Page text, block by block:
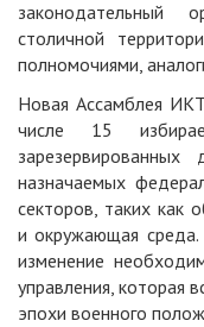
законодательный
столичной
полномочиями,
Новая Ассамблея
числе 15
назначаемых
секторов, таких как
и окружающая
изменение
управления, которая
эпохи военного